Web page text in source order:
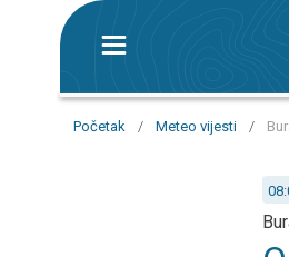
Početak / Meteo vijesti /